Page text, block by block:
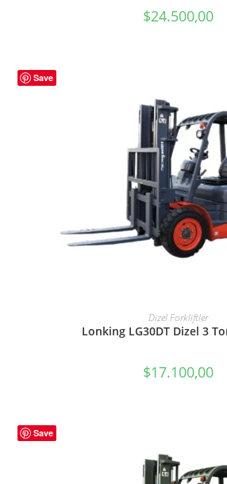
$24.500,00
Save
SEPETE EKLE
Dizel Forkliftler
Lonking LG30DT Dizel 3
$17.100,00
Save